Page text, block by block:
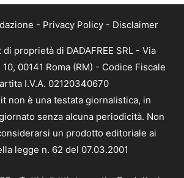
- Privacy Policy - Disclaimer
proprietà di DADAFREE SRL - Via
00141 Roma (RM) - Codice Fiscale
I.V.A. 02120340670
non è una testata giornalistica, in
senza alcuna periodicità. Non
un prodotto editoriale ai
legge n. 62 del 07.03.2001